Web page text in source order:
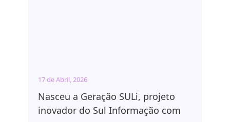
17 de Abril, 2026
Nasceu a Geração SULi, projeto
inovador do Sul Informação com